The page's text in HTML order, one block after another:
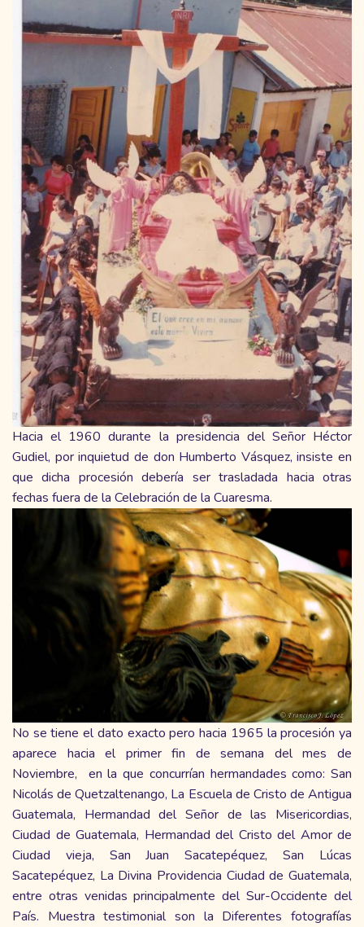
Hacia el 1960 durante la presidencia del Señor Héctor
Gudiel, por inquietud de don Humberto Vásquez, insiste en
que dicha procesión debería ser trasladada hacia otras
fechas fuera de la Celebración de la Cuaresma.
No se tiene el dato exacto pero hacia 1965 la procesión ya
aparece hacia el primer fin de semana del mes de
Noviembre, en la que concurrían hermandades como: San
Nicolás de Quetzaltenango, La Escuela de Cristo de Antigua
Guatemala, Hermandad del Señor de las Misericordias,
Ciudad de Guatemala, Hermandad del Cristo del Amor de
Ciudad vieja, San Juan Sacatepéquez, San Lúcas
Sacatepéquez, La Divina Providencia Ciudad de Guatemala,
entre otras venidas principalmente del Sur-Occidente del
País. Muestra testimonial son la Diferentes fotografías